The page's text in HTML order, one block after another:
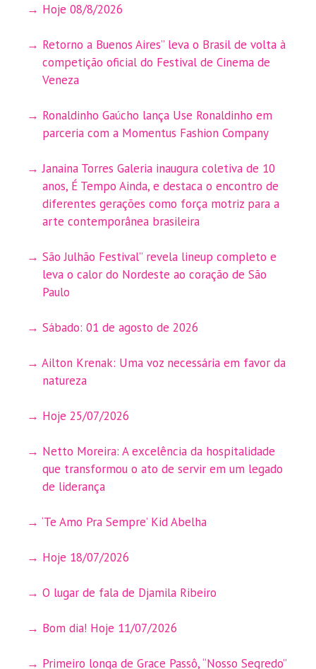
Hoje 08/8/2026
Retorno a Buenos Aires” leva o Brasil de volta à
competição oficial do Festival de Cinema de
Veneza
Ronaldinho Gaúcho lança Use Ronaldinho em
parceria com a Momentus Fashion Company
Janaina Torres Galeria inaugura coletiva de 10
anos, É Tempo Ainda, e destaca o encontro de
diferentes gerações como força motriz para a
arte contemporânea brasileira
São Julhão Festival” revela lineup completo e
leva o calor do Nordeste ao coração de São
Paulo
Sábado: 01 de agosto de 2026
Ailton Krenak: Uma voz necessária em favor da
natureza
Hoje 25/07/2026
Netto Moreira: A excelência da hospitalidade
que transformou o ato de servir em um legado
de liderança
‘Te Amo Pra Sempre’ Kid Abelha
Hoje 18/07/2026
O lugar de fala de Djamila Ribeiro
Bom dia! Hoje 11/07/2026
Primeiro longa de Grace Passô, “Nosso Segredo”